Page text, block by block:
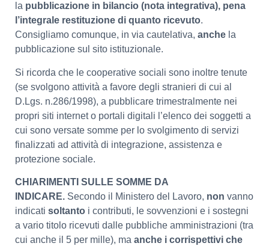
la pubblicazione in bilancio (nota integrativa), pena
l’integrale restituzione di quanto ricevuto.
Consigliamo comunque, in via cautelativa, anche la
pubblicazione sul sito istituzionale.
Si ricorda che le cooperative sociali sono inoltre tenute
(se svolgono attività a favore degli stranieri di cui al
D.Lgs. n.286/1998), a pubblicare trimestralmente nei
propri siti internet o portali digitali l’elenco dei soggetti a
cui sono versate somme per lo svolgimento di servizi
finalizzati ad attività di integrazione, assistenza e
protezione sociale.
CHIARIMENTI SULLE SOMME DA
INDICARE. Secondo il Ministero del Lavoro, non vanno
indicati soltanto i contributi, le sovvenzioni e i sostegni
a vario titolo ricevuti dalle pubbliche amministrazioni (tra
cui anche il 5 per mille), ma anche i corrispettivi che